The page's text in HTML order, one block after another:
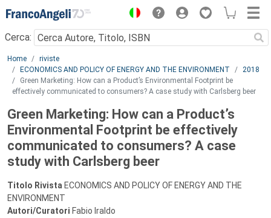
Menu
Cerca:
Main content
Home
riviste
ECONOMICS AND POLICY OF ENERGY AND THE ENVIRONMENT
2018
Green Marketing: How can a Product’s Environmental Footprint be
effectively communicated to consumers? A case study with Carlsberg beer
Green Marketing: How can a Product’s
Environmental Footprint be effectively
communicated to consumers? A case
study with Carlsberg beer
Titolo Rivista ECONOMICS AND POLICY OF ENERGY AND THE
ENVIRONMENT
Autori/Curatori Fabio Iraldo